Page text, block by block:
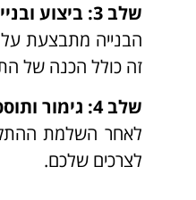
שלב 3: ביצוע ובנייה
הבנייה מתבצעת על
זה כולל הכנה של
שלב 4: גימור ותוספות מיוחדות
לאחר השלמת
לצרכים שלכם.